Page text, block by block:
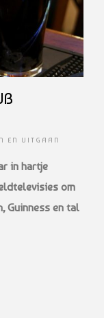
EN UITGAAN
in hartje
om
Guinness en tal